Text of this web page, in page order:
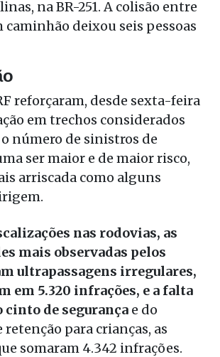
na BR-251. A colisão entre
caminhão deixou seis pessoas
reforçaram, desde sexta-feira
em trechos considerados
número de sinistros de
ser maior e de maior risco,
arriscada como alguns
nas rodovias, as
mais observadas pelos
ultrapassagens irregulares,
em 5.320 infrações, e a falta
cinto de segurança e do
para crianças, as
somaram 4.342 infrações.